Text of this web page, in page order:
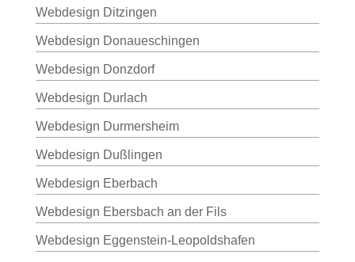
Webdesign Ditzingen
Webdesign Donaueschingen
Webdesign Donzdorf
Webdesign Durlach
Webdesign Durmersheim
Webdesign Dußlingen
Webdesign Eberbach
Webdesign Ebersbach an der Fils
Webdesign Eggenstein-Leopoldshafen